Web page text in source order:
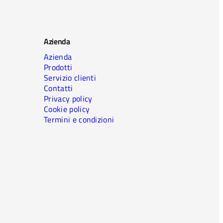
Azienda
Azienda
Prodotti
Servizio clienti
Contatti
Privacy policy
Cookie policy
Termini e condizioni